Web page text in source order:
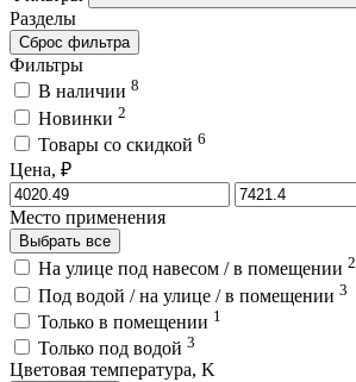
Разделы
Сброс фильтра
Фильтры
В наличии 8
Новинки 2
Товары со скидкой 6
Цена, ₽
Место применения
Выбрать все
На улице под навесом / в помещении 2
Под водой / на улице / в помещении 3
Только в помещении 1
Только под водой 3
Цветовая температура, K